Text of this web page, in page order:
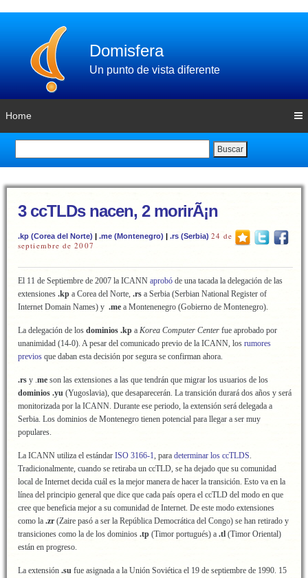
Domisfera
Un punto de vista diferente
Home
Buscar
3 ccTLDs nacen, 2 morirÃ¡n
.kp (Corea del Norte) | .me (Montenegro) | .rs (Serbia) 24 de
septiembre de 2007
El 11 de Septiembre de 2007 la ICANN aprobó de una tacada la delegación de las
extensiones .kp a Corea del Norte, .rs a Serbia (Serbian National Register of
Internet Domain Names) y .me a Montenenegro (Gobierno de Montenegro).
La delegación de los dominios .kp a Korea Computer Center fue aprobado por
unanimidad (14-0). A pesar del comunicado previo de la ICANN, los rumores
previos que daban esta decisión por segura se confirman ahora.
.rs y .me son las extensiones a las que tendrán que migrar los usuarios de los
dominios .yu (Yugoslavia), que desaparecerán. La transición durará dos años y será
monitorizada por la ICANN. Durante ese periodo, la extensión será delegada a
Serbia. Los dominios de Montenegro tienen potencial para llegar a ser muy
populares.
La ICANN utiliza el estándar ISO 3166-1, para determinar los ccTLDS.
Tradicionalmente, cuando se retiraba un ccTLD, se ha dejado que su comunidad
local de Internet decida cuál es la mejor manera de hacer la transición. Esto va en la
línea del principio general que dice que cada país opera el ccTLD del modo en que
cree que beneficia mejor a su comunidad de Internet. De este modo extensiones
como la .zr (Zaire pasó a ser la República Democrática del Congo) se han retirado y
transiciones como la de los dominios .tp (Timor portugués) a .tl (Timor Oriental)
están en progreso.
La extensión .su fue asignada a la Unión Soviética el 19 de septiembre de 1990. 15